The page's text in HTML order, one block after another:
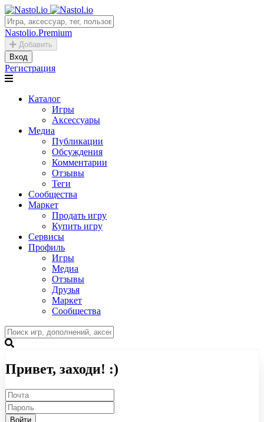
Nastolio.Premium
Добавить
Вход
Регистрация
Каталог
Игры
Аксессуары
Медиа
Публикации
Обсуждения
Комментарии
Отзывы
Теги
Сообщества
Маркет
Продать игру
Купить игру
Сервисы
Профиль
Игры
Медиа
Отзывы
Друзья
Маркет
Сообщества
Привет, заходи! :)
Войти